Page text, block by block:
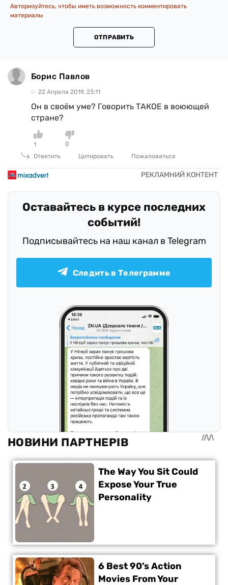
Авторизуйтесь, чтобы иметь возможность комментировать
материалы
ОТПРАВИТЬ
Борис Павлов
22 Апреля 2019, 23:11
Он в своём уме? Говорить ТАКОЕ в воюющей
стране?
1
0
Ответить
Цитировать Пожаловаться
Оставайтесь в курсе последних
событий!
Подписывайтесь на наш канал в Telegram
Следить в Телеграмме